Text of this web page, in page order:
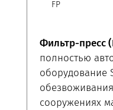
FP
Фильтр-пресс
полностью
оборудование
сооружениях